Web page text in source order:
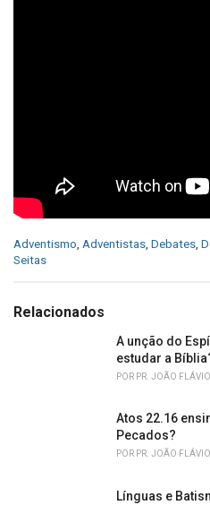
C
a
g
Adventismo, Adventistas, Debates,
Seitas
Relacionados
A unção do
estudar a
POR PR. JOÃO
Atos 22.16
Pecados?
POR PR. JOÃO
Línguas e